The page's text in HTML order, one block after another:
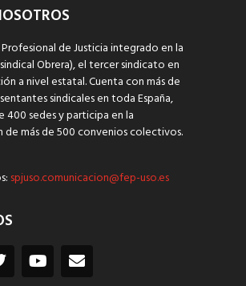
de Justicia integrado en la
Obrera), el tercer sindicato en
a nivel estatal. Cuenta con más de
sindicales en toda España,
400 sedes y participa en la
más de 500 convenios colectivos.
spjuso.comunicacion@fep-uso.es